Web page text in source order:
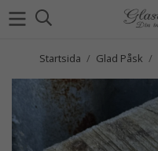
Startsida / Glad Påsk /